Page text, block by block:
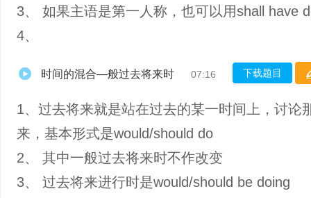
3、 如果主语是第一人称，也可以用shall have
4、
时间的混合—般过去将来时 07:16 下载题目
1、过去将来就是站在过去的某一时间上，讨论
来，基本形式是would/should do
2、 其中一般过去将来时不作改变
3、 过去将来进行时是would/should be doing